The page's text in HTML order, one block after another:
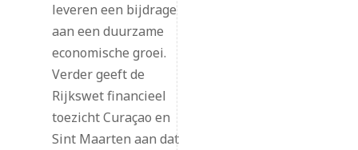
leveren een bijdrage
aan een duurzame
economische groei.
Verder geeft de
Rijkswet financieel
toezicht Curaçao en
Sint Maarten aan dat